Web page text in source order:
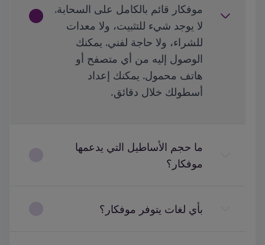
موفكار قائم بالكامل على السحابة.
لا يوجد شيء للتثبيت، ولا معدات
للشراء، ولا حاجة لفني. يمكنك
الوصول إليه من أي متصفح أو
هاتف محمول. يمكنك إعداد
أسطولك خلال دقائق.
ما حجم الأساطيل التي يدعمها
موفكار؟
بأي لغات يتوفر موفكار؟